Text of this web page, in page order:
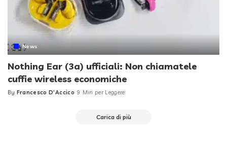
News
Nothing Ear (3a) ufficiali: Non chiamatele
cuffie wireless economiche
Posted
By Francesco D'Accico 9 Min per Leggere
Carica di più